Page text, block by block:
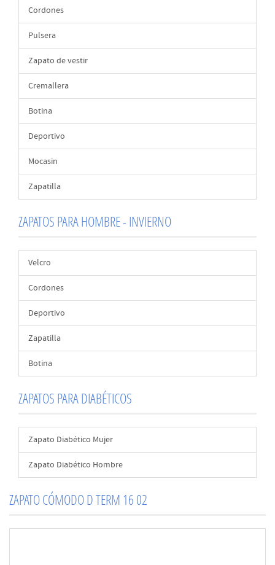
Cordones
Pulsera
Zapato de vestir
Cremallera
Botina
Deportivo
Mocasin
Zapatilla
ZAPATOS PARA HOMBRE - INVIERNO
Velcro
Cordones
Deportivo
Zapatilla
Botina
ZAPATOS PARA DIABÉTICOS
Zapato Diabético Mujer
Zapato Diabético Hombre
ZAPATO CÓMODO D TERM 16 02